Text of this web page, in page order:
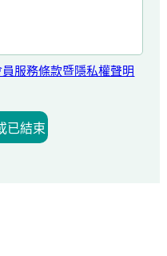
服務條款暨隱私權聲明
已結束